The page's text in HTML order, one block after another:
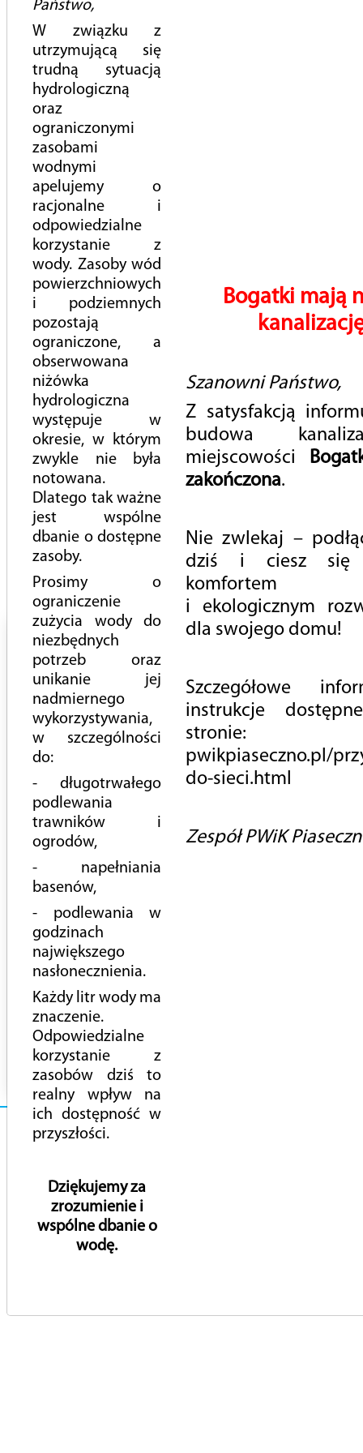
Dlaczego warto oszczędzać wodę?
Jak mogę oszczędzać wodę w domu?
Bądź EKO – wybierz PEWICZANKĘ! Wodne porady dla
seniora i seniorki!
Kanalizacja to nie śmietnik!
NIE dla deszczówki w kanalizacji sanitarnej!
Konkursy plastyczne
ekoKROK
Kropelka Aurelka
Porada wodociągowca
Ślad wodny
Łap deszcz
Recyklingowa Kropelka Wody
Czy pijesz wystarczająco dużo wody w ciągu dnia?
Korek w sieci, to przez śmieci
Wodę zużywamy do picia, kąpieli, prania, sprzątania domu,
gotowania. Ogromne ilości wody są zużywane przez przemysł i
rolnictwo
Należy pamiętać, że tylko 2,5 % światowych zasobów wody to
wody słodkie, a z tej objętości 68% wody jest uwięziona w
lodowcach
W konsekwencji człowiek jako źródło wody wykorzystuje
wodę pochodzącą z wód powierzchniowych i podziemnych,
która stanowi niecały 1% całkowitych zapasów wody!
Państwo,
W związku z
utrzymującą się
trudną sytuacją
hydrologiczną
oraz
ograniczonymi
zasobami
wodnymi
apelujemy o
racjonalne i
odpowiedzialne
korzystanie z
wody. Zasoby wód
powierzchniowych
i podziemnych
pozostają
ograniczone, a
obserwowana
niżówka
hydrologiczna
występuje w
okresie, w którym
zwykle nie była
notowana.
Dlatego tak ważne
jest wspólne
dbanie o dostępne
zasoby.
Prosimy o
ograniczenie
zużycia wody do
niezbędnych
potrzeb oraz
unikanie jej
nadmiernego
wykorzystywania,
w szczególności
do:
- długotrwałego
podlewania
trawników i
ogrodów,
- napełniania
basenów,
- podlewania w
godzinach
największego
nasłonecznienia.
Każdy litr wody ma
znaczenie.
Odpowiedzialne
korzystanie z
zasobów dziś to
realny wpływ na
ich dostępność w
przyszłości.
Dziękujemy za
zrozumienie i
wspólne dbanie o
wodę.
Bogatki mają
Szanowni Państwo,
Z satysfakcją
budowa
miejscowości
zakończona.
Nie zwlekaj –
dziś i ciesz się
komfortem
i ekologicznym
dla swojego domu!
Szczegółowe
instrukcje
stronie:
pwikpiaseczno.pl/
do-sieci.html
Zespół PWiK